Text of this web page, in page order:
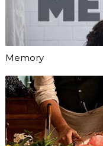
Memory